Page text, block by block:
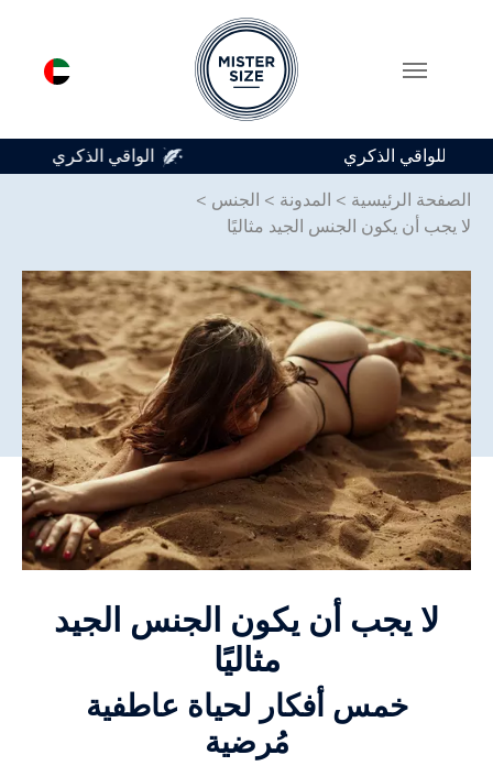
متوفر في 7 أحجام للواقي الذكري
الصفحة الرئيسية > المدونة > الجنس >
لا يجب أن يكون الجنس الجيد مثاليًا
لا يجب أن يكون الجنس الجيد
مثاليًا
خمس أفكار لحياة عاطفية
مُرضية